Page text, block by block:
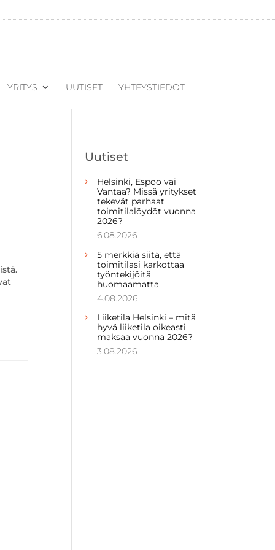
YRITYS UUTISET YHTEYSTIEDOT
Uutiset
Helsinki, Espoo vai
Vantaa? Missä yritykset
tekevät parhaat
toimitilalöydöt vuonna
2026?
6.08.2026
5 merkkiä siitä, että
toimitilasi karkottaa
työntekijöitä
huomaamatta
4.08.2026
Liiketila Helsinki – mitä
hyvä liiketila oikeasti
maksaa vuonna 2026?
3.08.2026